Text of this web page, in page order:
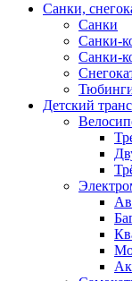
Санки,
Санки
Санки-
Санки-
Детский